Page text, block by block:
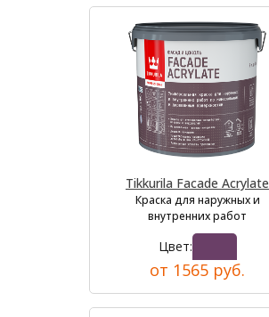
Tikkurila Facade Acrylate
Краска для наружных и
внутренних работ
Цвет:
от 1565 руб.